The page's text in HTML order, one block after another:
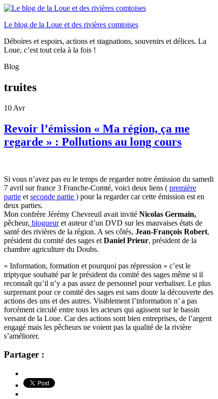
Le blog de la Loue et des rivières comtoises
Déboires et espoirs, actions et stagnations, souvenirs et délices. La
Loue, c’est tout cela à la fois !
Blog
truites
10 Avr
Revoir l’émission « Ma région, ça me
regarde » : Pollutions au long cours
Si vous n’avez pas eu le temps de regarder notre émission du samedi
7 avril sur france 3 Franche-Comté, voici deux liens ( première
partie et seconde partie ) pour la regarder car cette émission est en
deux parties.
Mon confrère Jérémy Chevreuil avait invité Nicolas Germain,
pêcheur, blogueuret auteur d’un DVD sur les mauvaises états de
santé des rivières de la région. A ses côtés, Jean-François Robert,
président du comité des sages et Daniel Prieur, président de la
chambre agriculture du Doubs.
« Information, formation et pourquoi pas répression » c’est le
triptyque souhaité par le président du comité des sages même si il
reconnaît qu’il n’y a pas assez de personnel pour verbaliser. Le plus
surprenant pour ce comité des sages est sans doute la découverte des
actions des uns et des autres. Visiblement l’information n’ a pas
forcément circulé entre tous les acteurs qui agissent sur le bassin
versant de la Loue. Car des actions sont bien entreprises, de l’argent
engagé mais les pêcheurs ne voient pas la qualité de la rivière
s’améliorer.
Partager :